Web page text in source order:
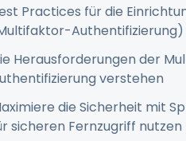
Practices für die
Authentifizierung)
Herausforderungen der
verstehen
die Sicherheit mit
sicheren Fernzugriff nutzen